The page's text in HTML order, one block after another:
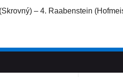
– 4. Raabenstein